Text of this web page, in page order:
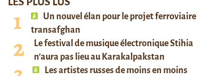
Un nouvel élan pour le projet ferroviaire
transafghan
Le festival de musique électronique Stihia
n’aura pas lieu au Karakalpakstan
Les artistes russes de moins en moins